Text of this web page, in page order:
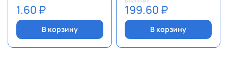
1.60 ₽
В корзину
199.60 ₽
В корзину